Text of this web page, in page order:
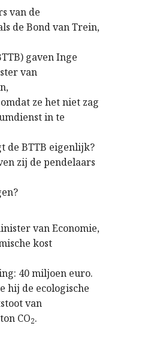
van de
de Bond van Trein,
gaven Inge
van
ze het niet zag
in te
de BTTB eigenlijk?
zij de pendelaars
van Economie,
kost
40 miljoen euro.
hij de ecologische
van
CO2.